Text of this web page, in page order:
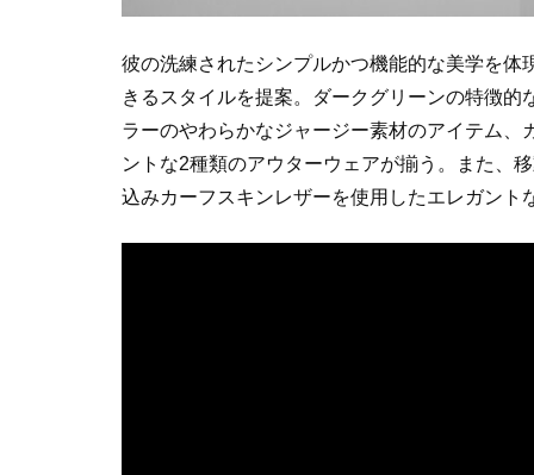
彼の洗練されたシンプルかつ機能的な美学を体
きるスタイルを提案。ダークグリーンの特徴的
ラーのやわらかなジャージー素材のアイテム
ントな2種類のアウターウェアが揃う。また、
込みカーフスキンレザーを使用したエレガント